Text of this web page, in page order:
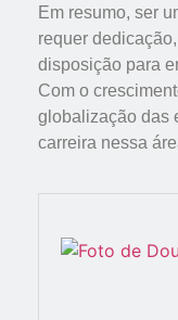
Em resumo, ser
requer
disposição para
Com o
globalização das
carreira nessa